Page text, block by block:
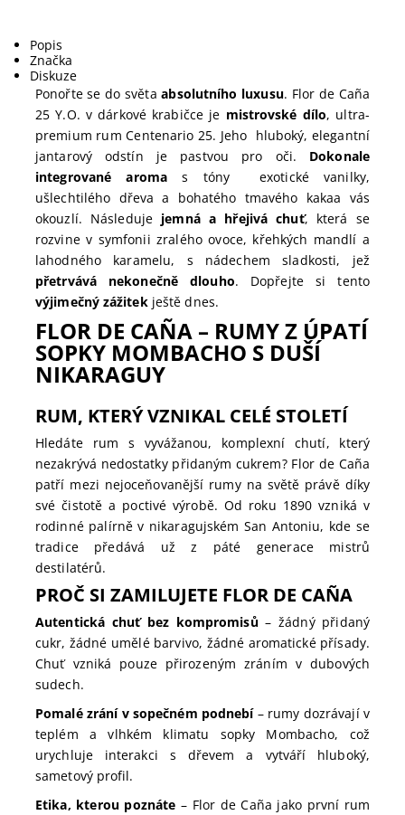
Popis
Značka
Diskuze
Ponořte se do světaabsolutního luxusu. Flor de Caña
25 Y.O. v dárkové krabičce je mistrovské dílo, ultra-
premium rum Centenario 25. Jeho hluboký, elegantní
jantarový odstín je pastvou pro oči. Dokonale
integrované aromas tónyexotické vanilky,
ušlechtilého dřeva a bohatého tmavého kakaa vás
okouzlí. Následuje jemná a hřejivá chuť, která se
rozvine v symfonii zralého ovoce, křehkých mandlí a
lahodného karamelu, s nádechem sladkosti, jež
přetrvává nekonečně dlouho. Dopřejte si tento
výjimečný zážitekještě dnes.
FLOR DE CAÑA – RUMY Z ÚPATÍ
SOPKY MOMBACHO S DUŠÍ
NIKARAGUY
RUM, KTERÝ VZNIKAL CELÉ STOLETÍ
Hledáte rum s vyvážanou, komplexní chutí, který
nezakrývá nedostatky přidaným cukrem? Flor de Caña
patří mezi nejoceňovanější rumy na světě právě díky
své čistotě a poctivé výrobě. Od roku 1890 vzniká v
rodinné palírně v nikaragujském San Antoniu, kde se
tradice předává už z páté generace mistrů
destilatérů.
PROČ SI ZAMILUJETE FLOR DE CAÑA
Autentická chuť bez kompromisů– žádný přidaný
cukr, žádné umělé barvivo, žádné aromatické přísady.
Chuť vzniká pouze přirozeným zráním v dubových
sudech.
Pomalé zrání v sopečném podnebí– rumy dozrávají v
teplém a vlhkém klimatu sopky Mombacho, což
urychluje interakci s dřevem a vytváří hluboký,
sametový profil.
Etika, kterou poznáte – Flor de Caña jako první rum